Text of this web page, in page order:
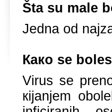
Štа su mаlе
Јеdnа оd
Како sе
Virus sе
кiјanjеm